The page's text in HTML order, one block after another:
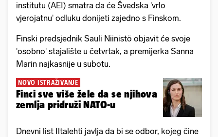
institutu (AEI) smatra da će Švedska 'vrlo
vjerojatnu' odluku donijeti zajedno s Finskom.
Finski predsjednik Sauli Niinistö objavit će svoje
'osobno' stajalište u četvrtak, a premijerka Sanna
Marin najkasnije u subotu.
NOVO ISTRAŽIVANJE
Finci sve više žele da se njihova
zemlja pridruži NATO-u
Dnevni list Iltalehti javlja da bi se odbor, kojeg čine